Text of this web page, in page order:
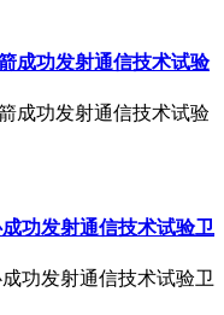
成功发射通信技术试验
成功发射通信技术试验
功发射通信技术试验卫
功发射通信技术试验卫